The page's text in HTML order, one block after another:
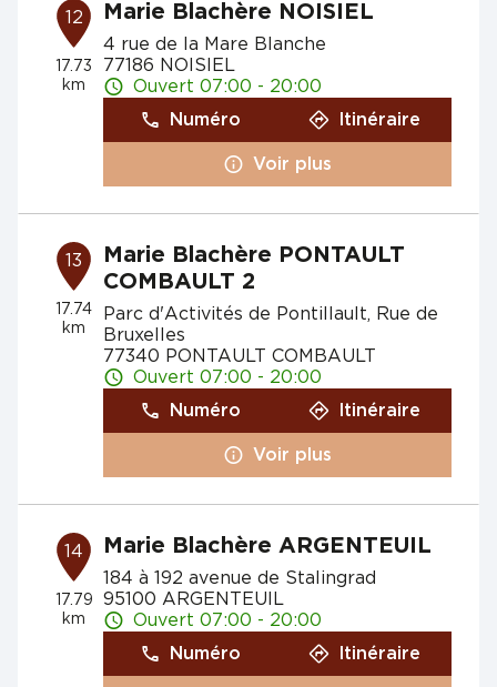
12
17.73
km
Marie Blachère NOISIEL
4 rue de la Mare Blanche
77186 NOISIEL
Ouvert 07:00 - 20:00
Numéro
Itinéraire
Voir plus
13
17.74
km
Marie Blachère PONTAULT
COMBAULT 2
Parc d'Activités de Pontillault, Rue de
Bruxelles
77340 PONTAULT COMBAULT
Ouvert 07:00 - 20:00
Numéro
Itinéraire
Voir plus
14
17.79
km
Marie Blachère ARGENTEUIL
184 à 192 avenue de Stalingrad
95100 ARGENTEUIL
Ouvert 07:00 - 20:00
Numéro
Itinéraire